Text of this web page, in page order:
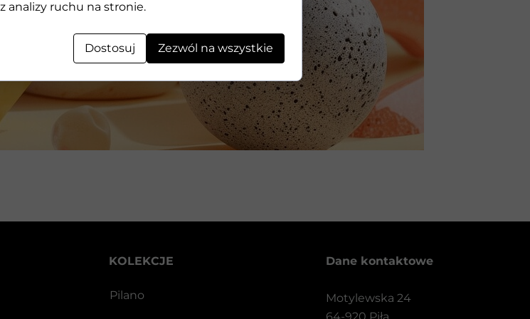
KOLEKCJE
Pilano
Dane kontaktowe
Motylewska 24
analizy ruchu na stronie.
Dostosuj Zezwól na wszystkie